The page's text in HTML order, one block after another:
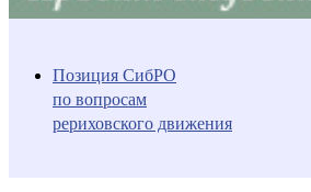
Позиция СибРО
по вопросам
рериховского движения